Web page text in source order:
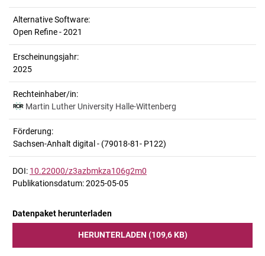
Alternative Software:
Open Refine - 2021
Erscheinungsjahr:
2025
Rechteinhaber/in:
Martin Luther University Halle-Wittenberg
Förderung:
Sachsen-Anhalt digital - (79018-81- P122)
DOI: 10.22000/z3azbmkza106g2m0
Publikationsdatum: 2025-05-05
Datenpaket herunterladen
HERUNTERLADEN (109,6 KB)